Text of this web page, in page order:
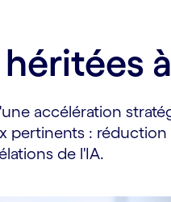
accélération
pertinents :
de l'IA.